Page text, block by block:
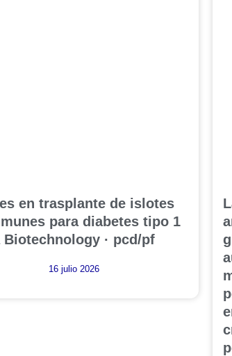
en trasplante de islotes
para diabetes tipo 1
Biotechnology · pcd/pf
16 julio 2026